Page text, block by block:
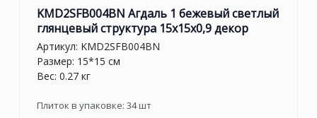
KMD2SFB004BN Агдаль 1 бежевый светлый
глянцевый структура 15x15x0,9 декор
Артикул: KMD2SFB004BN
Размер: 15*15 см
Вес: 0.27 кг
Плиток в упаковке: 34шт